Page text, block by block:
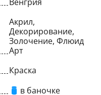
Акрил,
Декорирование,
Золочение, Флюид
Арт
Краска
в баночке